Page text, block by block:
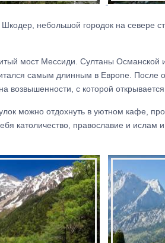
небольшой городок на севере
мост Мессиди. Султаны
самым длинным в Европе. После
возвышенности, с которой
можно отдохнуть в уютном кафе,
католичество, православие и ислам